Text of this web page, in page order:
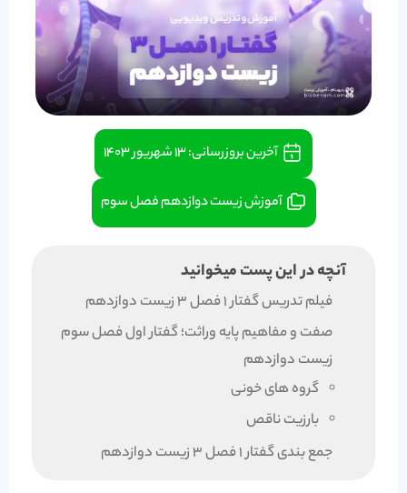
آخرین بروزرسانی:۱۳ شهریور ۱۴۰۳
آموزش زیست دوازدهم فصل سوم
آنچه در این پست میخوانید
فیلم تدریس گفتار 1 فصل 3 زیست دوازدهم
صفت و مفاهیم پایه وراثت؛ گفتار اول فصل سوم
زیست دوازدهم
گروه های خونی
بارزیت ناقص
جمع بندی گفتار 1 فصل 3 زیست دوازدهم